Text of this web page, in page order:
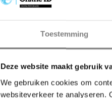
Toestemming
Deze website maakt gebruik
We gebruiken cookies om
websiteverkeer te analyseren.